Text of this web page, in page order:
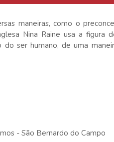
maneiras, como o
Nina Raine usa a figura
ser humano, de uma
- São Bernardo do Campo